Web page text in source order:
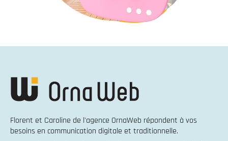
Florent et Caroline de l'agence OrnaWeb répondent à vos
besoins en communication digitale et traditionnelle.